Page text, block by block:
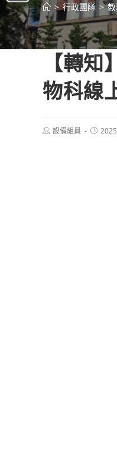
> 行政團隊 >
【轉
物科線
Post設備組員
Post